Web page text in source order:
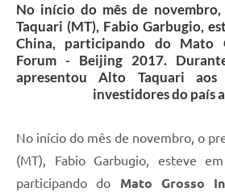
No início do mês de
Taquari (MT), Fabio Garbugio,
China, participando do Mato
Forum - Beijing 2017.
apresentou Alto Taquari aos
investidores do país
No início do mês de novembro, o
(MT), Fabio Garbugio, esteve
participando do Mato Grosso